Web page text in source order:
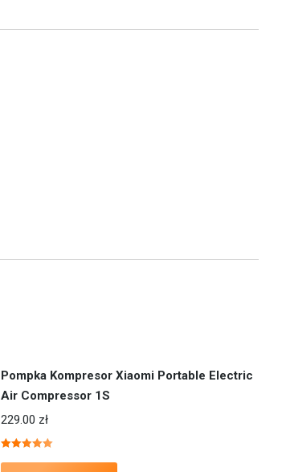
Pompka Kompresor Xiaomi Portable Electric
Air Compressor 1S
229.00 zł